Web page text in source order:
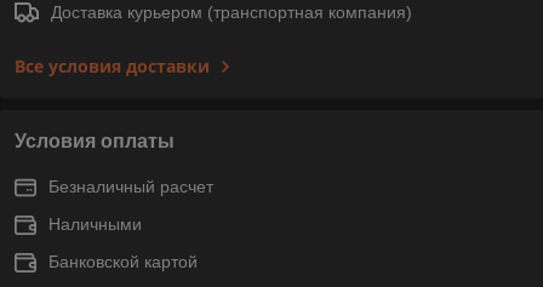
Доставка курьером (транспортная компания)
Все условия доставки
Условия оплаты
Безналичный расчет
Наличными
Банковской картой